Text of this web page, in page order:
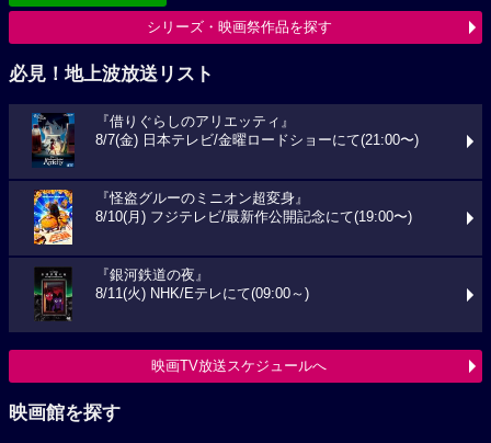
シリーズ・映画祭作品を探す
必見！地上波放送リスト
『借りぐらしのアリエッティ』
8/7(金) 日本テレビ/金曜ロードショーにて(21:00〜)
『怪盗グルーのミニオン超変身』
8/10(月) フジテレビ/最新作公開記念にて(19:00〜)
『銀河鉄道の夜』
8/11(火) NHK/Eテレにて(09:00～)
映画TV放送スケジュールへ
映画館を探す